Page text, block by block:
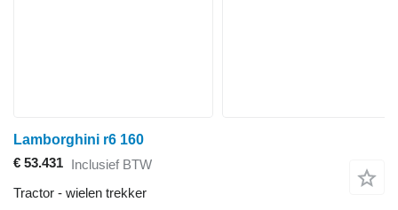
Lamborghini r6 160
€ 53.431 Inclusief BTW
Tractor - wielen trekker